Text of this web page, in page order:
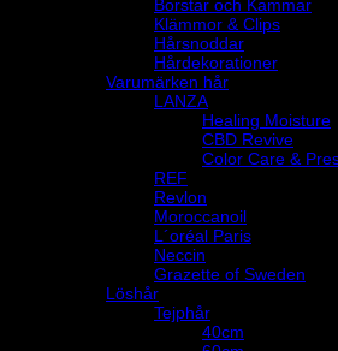
Borstar och Kammar
Klämmor & Clips
Hårsnoddar
Hårdekorationer
Varumärken hår
LANZA
Healing Moisture
CBD Revive
Color Care &
REF
Revlon
Moroccanoil
L´oréal Paris
Neccin
Grazette of Sweden
Löshår
Tejphår
40cm